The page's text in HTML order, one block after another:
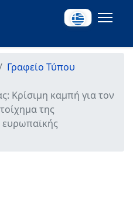
Γραφείο Τύπου
Κρίσιμη καμπή για τον
της
ευρωπαϊκής